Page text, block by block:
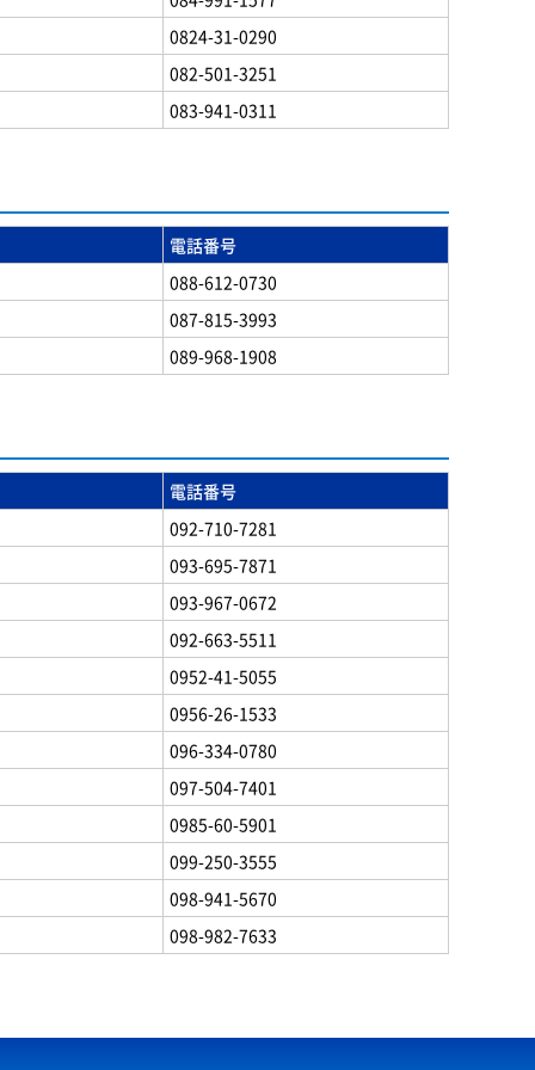
0824-31-0290
082-501-3251
083-941-0311
電話番号
088-612-0730
087-815-3993
089-968-1908
電話番号
092-710-7281
093-695-7871
093-967-0672
092-663-5511
0952-41-5055
0956-26-1533
096-334-0780
097-504-7401
0985-60-5901
099-250-3555
098-941-5670
098-982-7633